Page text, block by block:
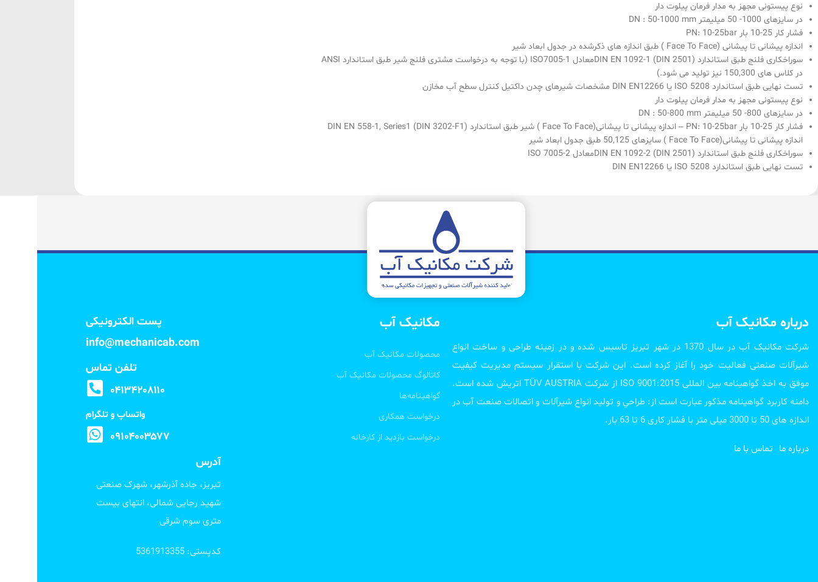
نوع پیستونی مجهز به مدار فرمان پیلوت دار
در سایزهای 1000- 50 میلیمتر DN : 50-1000 mm
فشار كار 25-10 بار PN: 10-25bar
اندازه پیشانی تا پیشانی (Face To Face ) طبق اندازه های ذكرشده در جدول ابعاد شیر
سوراخكاری فلنج طبق استاندارد (DIN 2501) DIN EN 1092-1معادل ISO7005-1 (با توجه به درخواست مشتری فلنج شیر طبق استاندارد ANSI
در كلاس های 150,300 نیز تولید می شود.)
تست نهایی طبق استاندارد ISO 5208 یا DIN EN12266 مشخصات شیرهای چدن داكتیل كنترل سطح آب مخازن
نوع پیستونی مجهز به مدار فرمان پیلوت دار
در سایزهای 800- 50 میلیمتر DN : 50-800 mm
فشار كار 25-10 بار PN: 10-25bar – اندازه پیشانی تا پیشانی(Face To Face ) شیر طبق استاندارد (DIN 3202-F1) DIN EN 558-1, Series1
اندازه پیشانی تا پیشانی(Face To Face ) سایزهای 50,125 طبق جدول ابعاد شیر
سوراخكاری فلنج طبق استاندارد (DIN 2501) DIN EN 1092-2معادل ISO 7005-2
تست نهایی طبق استاندارد ISO 5208 یا DIN EN12266
درباره مکانیک آب
شرکت مکانیک آب در سال 1370 در شهر تبریز تاسیس شده و در زمینه طراحی و ساخت انواع
شیرآلات صنعتی فعالیت خود را آغاز کرده است. این شرکت با استقرار سیستم مدیریت کیفیت
موفق به اخذ گواهینامه بین المللی ISO 9001:2015 از شرکت TÜV AUSTRIA اتریش شده است.
دامنه کاربرد گواهینامه مذکور عبارت است از: طراحي و تولید انواع شیرآلات و اتصالات صنعت آب در
اندازه های 50 تا 3000 میلی متر با فشار کاری 6 تا 63 بار.
درباره ما تماس با ما
مکانیک آب
محصولات مکانیک آب
کاتالوگ محصولات مکانیک آب
گواهینامه‌ها
درخواست همکاری
درخواست بازدید از کارخانه
پست الکترونیکی
info@mechanicab.com
تلفن تماس
۰۴۱۳۴۲۰۸۱۱۰
واتساپ و تلگرام
۰۹۱۰۴۰۰۳۵۷۷
آدرس
تبریز، جاده آذرشهر، شهرک صنعتی
شهید رجایی شمالی، انتهای بیست
متری سوم شرقی
کدپستی: 5361913355